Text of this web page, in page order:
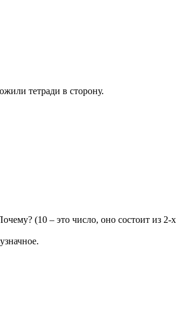
тетради в сторону.
(10 – это число, оно состоит из 2-х